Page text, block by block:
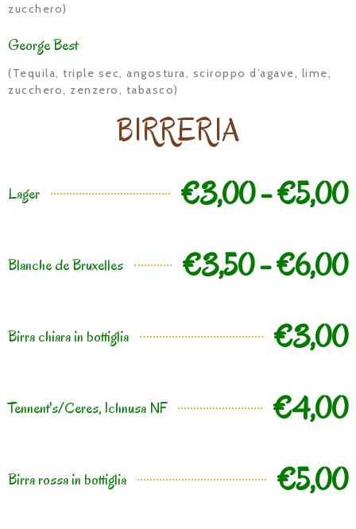
zucchero)
George Best
(Tequila, triple sec, angostura, sciroppo d’agave, lime,
zucchero, zenzero, tabasco)
BIRRERIA
Lager €3,00 - €5,00
Blanche de Bruxelles €3,50 - €6,00
Birra chiara in bottiglia €3,00
Tennent's/Ceres, Ichnusa NF €4,00
Birra rossa in bottiglia €5,00